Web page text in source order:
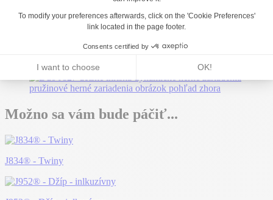
Možno sa vám bude páčiť...
J834® - Twiny